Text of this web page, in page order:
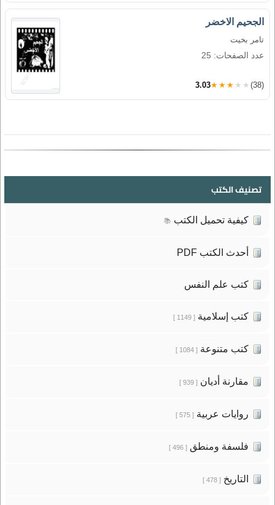
الجحيم الاخضر
تامر بخيت
عدد الصفحات: 25
3.03★★★★★ (38)
تصنيف الكتب
كيفية تحميل الكتب 📚
أحدث الكتب PDF
كتب علم النفس
كتب إسلامية[ 1149 ]
كتب متنوعة[ 1084 ]
مقارنة أديان[ 939 ]
روايات عربية[ 575 ]
فلسفة ومنطق[ 496 ]
التاريخ[ 478 ]